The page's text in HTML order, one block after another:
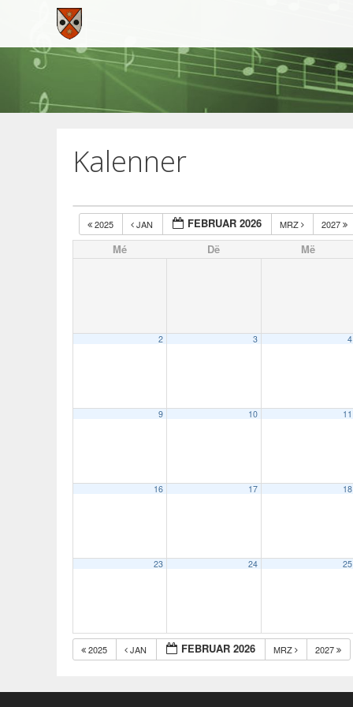
content
Kalenner
2025 JAN FEBRUAR 2026 MRZ 2027
Mé Dë Më
2 3 4
9 10 11
16 17 18
23 24 25
2025 JAN FEBRUAR 2026 MRZ 2027